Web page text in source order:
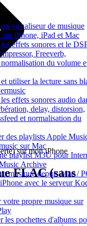
visualiseur de musique
sur iPhone, iPad et Mac
effets sonores et le
Freeverb,
du volume
utiliser la lecture sans
effets sonores audio
delay, distorsion,
et normalisation du
des playlists Apple
sur Mac
playlist M3U pour
Archive
musique depuis Mac /
avec le serveur
votre propre musique sur
les pochettes d'albums
sur mon iPhone
FLAC (sans